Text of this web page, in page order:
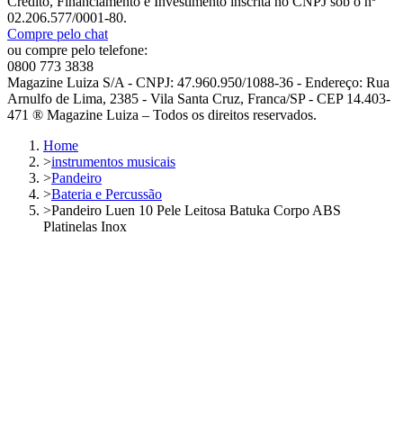
02.206.577/0001-80.
Compre pelo chat
ou compre pelo telefone:
0800 773 3838
Magazine Luiza S/A - CNPJ: 47.960.950/1088-36 - Endereço: Rua
Arnulfo de Lima, 2385 - Vila Santa Cruz, Franca/SP - CEP 14.403-
471 ® Magazine Luiza – Todos os direitos reservados.
Home
>instrumentos musicais
>Pandeiro
>Bateria e Percussão
>Pandeiro Luen 10 Pele Leitosa Batuka Corpo ABS
Platinelas Inox